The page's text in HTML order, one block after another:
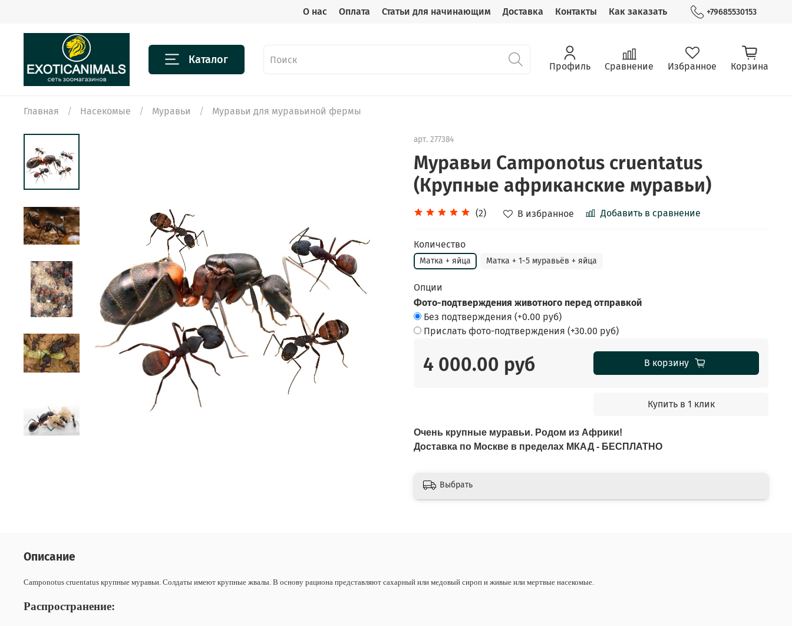
О нас Оплата Статьи для начинающим Доставка Контакты Как заказать +79685530153
Каталог Профиль Сравнение Избранное Корзина
Главная Насекомые Муравьи Муравьи для муравьиной фермы
арт. 277384
Муравьи Camponotus cruentatus
(Крупные африканские муравьи)
(2) В избранное Добавить в сравнение
Количество
Матка + яйца Матка + 1-5 муравьёв + яйца
Опции
Фото-подтверждения животного перед отправкой
Без подтверждения (+0.00 руб)
Прислать фото-подтверждения (+30.00 руб)
4 000.00 руб В корзину
Купить в 1 клик
Очень крупные муравьи. Родом из Африки!
Доставка по Москве в пределах МКАД - БЕСПЛАТНО
Выбрать
Описание
Camponotus cruentatus крупные муравьи. Солдаты имеют крупные жвалы. В основу рациона представляют сахарный или медовый сироп и живые или мертвые насекомые.
Распространение: